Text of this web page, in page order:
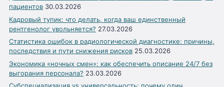
пациентов 30.03.2026
Кадровый тупик: что делать, когда ваш единственный
рентгенолог увольняется? 27.03.2026
Статистика ошибок в радиологической диагностике: причины,
последствия и пути снижения рисков 25.03.2026
Экономика «ночных смен»: как обеспечить описание 24/7 без
выгорания персонала? 23.03.2026